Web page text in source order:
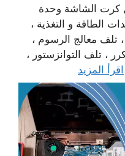
كرت الشاشة وحدة
الطاقة و التغذية ،
تلف معالج الرسوم ،
، تلف التوانزستور ،
اقرأ المزيد